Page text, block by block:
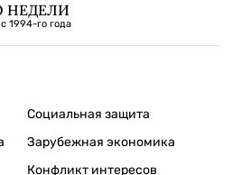
НЕДЕЛИ
1994-го года
Социальная защита
Зарубежная экономика
Конфликт интересов